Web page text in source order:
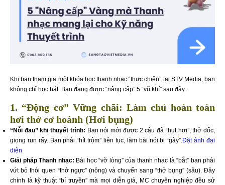
Khi bạn tham gia một khóa học thanh nhạc “thực chiến” tại STV Media, bạn
không chỉ học hát. Bạn đang được “nâng cấp” 5 “vũ khí” sau đây:
1. “Động cơ” Vững chãi: Làm chủ hoàn toàn
hơi thở cơ hoành (Hơi bụng)
“Nỗi đau” khi thuyết trình: Bạn nói mới được 2 câu đã “hụt hơi”, thở dốc,
giọng run rẩy. Bạn phải “hít trộm” liên tục, làm bài nói bị “gãy”.Đặt ảnh đại
diện
Giải pháp Thanh nhạc: Bài học “vỡ lòng” của thanh nhạc là “bắt” bạn phải
vứt bỏ thói quen “thở ngực” (nông) và chuyển sang “thở bụng” (sâu). Đây
chính là kỹ thuật “bí truyền” mà mọi diễn giả, MC chuyên nghiệp đều sử